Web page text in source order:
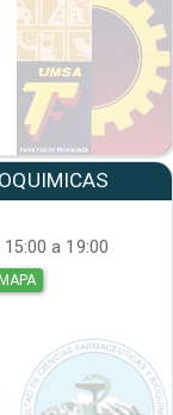
a 19:00